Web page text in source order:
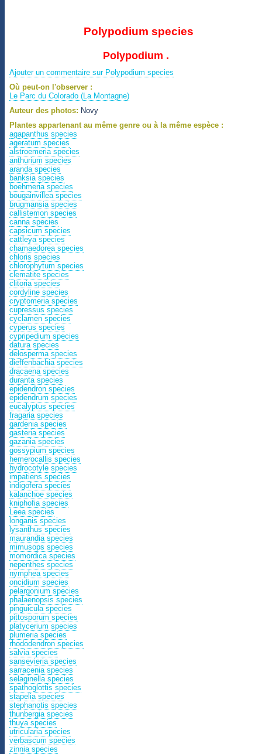
Polypodium species
Polypodium .
Ajouter un commentaire sur Polypodium species
Où peut-on l'observer :
Le Parc du Colorado (La Montagne)
Auteur des photos: Novy
Plantes appartenant au même genre ou à la même espèce :
agapanthus species
ageratum species
alstroemeria species
anthurium species
aranda species
banksia species
boehmeria species
bougainvillea species
brugmansia species
callistemon species
canna species
capsicum species
cattleya species
chamaedorea species
chloris species
chlorophytum species
clematite species
clitoria species
cordyline species
cryptomeria species
cupressus species
cyclamen species
cyperus species
cypripedium species
datura species
delosperma species
dieffenbachia species
dracaena species
duranta species
epidendron species
epidendrum species
eucalyptus species
fragaria species
gardenia species
gasteria species
gazania species
gossypium species
hemerocallis species
hydrocotyle species
impatiens species
indigofera species
kalanchoe species
kniphofia species
Leea species
longanis species
lysanthus species
maurandia species
mimusops species
momordica species
nepenthes species
nymphea species
oncidium species
pelargonium species
phalaenopsis species
pinguicula species
pittosporum species
platycerium species
plumeria species
rhododendron species
salvia species
sansevieria species
sarracenia species
selaginella species
spathoglottis species
stapelia species
stephanotis species
thunbergia species
thuya species
utricularia species
verbascum species
zinnia species